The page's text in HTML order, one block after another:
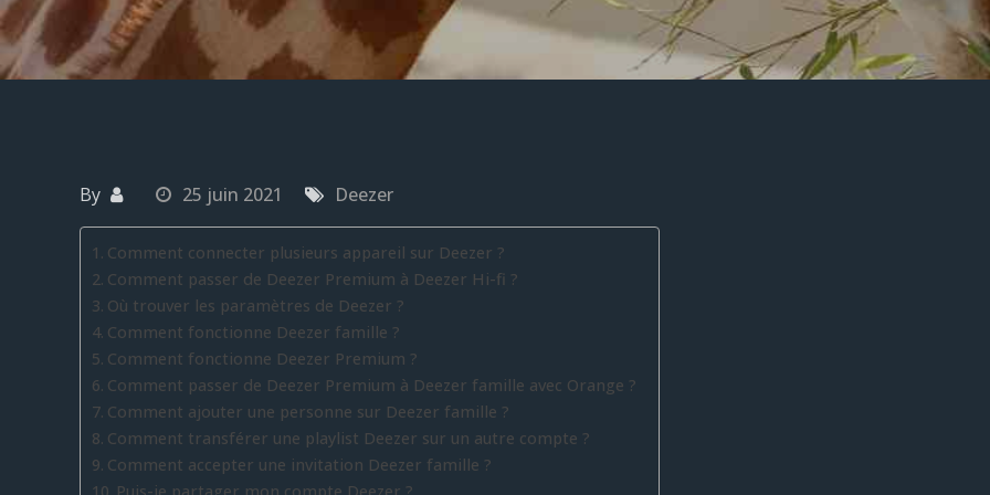
By 25 juin 2021 Deezer
Comment connecter plusieurs appareil sur Deezer ?
Comment passer de Deezer Premium à Deezer Hi-fi ?
Où trouver les paramètres de Deezer ?
Comment fonctionne Deezer famille ?
Comment fonctionne Deezer Premium ?
Comment passer de Deezer Premium à Deezer famille avec Orange ?
Comment ajouter une personne sur Deezer famille ?
Comment transférer une playlist Deezer sur un autre compte ?
Comment accepter une invitation Deezer famille ?